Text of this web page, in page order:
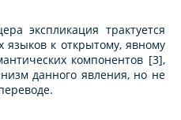
экспликация трактуется
языков к открытому, явному
компонентов [3],
данного явления, но не